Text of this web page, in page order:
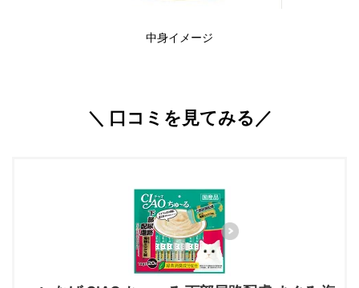
中身イメージ
＼ 口コミを見てみる／